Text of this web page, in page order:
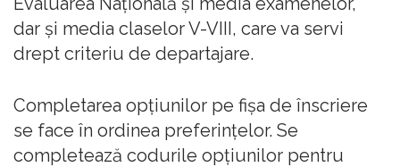
dar și media claselor V-VIII, care va servi
drept criteriu de departajare.
Completarea opțiunilor pe fișa de înscriere
se face în ordinea preferințelor. Se
completează codurile opțiunilor pentru